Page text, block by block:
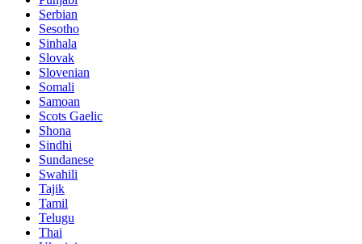
Serbian
Sesotho
Sinhala
Slovak
Slovenian
Somali
Samoan
Scots Gaelic
Shona
Sindhi
Sundanese
Swahili
Tajik
Tamil
Telugu
Thai